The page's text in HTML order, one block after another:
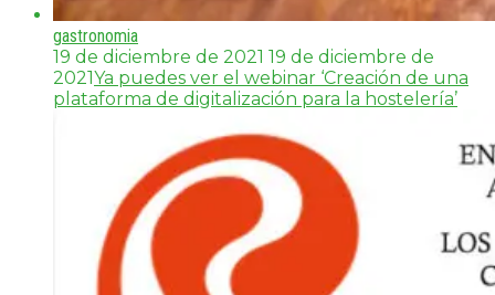
gastronomia
19 de diciembre de 2021 19 de diciembre de
2021Ya puedes ver el webinar ‘Creación de una
plataforma de digitalización para la hostelería’